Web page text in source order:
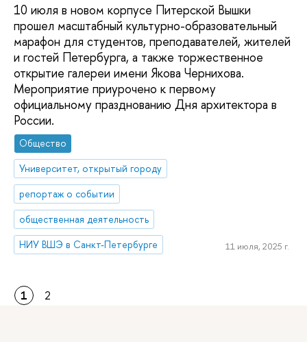
10 июля в новом корпусе Питерской Вышки
прошел масштабный культурно-образовательный
марафон для студентов, преподавателей, жителей
и гостей Петербурга, а также торжественное
открытие галереи имени Якова Чернихова.
Мероприятие приурочено к первому
официальному празднованию Дня архитектора в
России.
Общество
Университет, открытый городу
репортаж о событии
общественная деятельность
НИУ ВШЭ в Санкт-Петербурге
11 июля, 2025 г.
1 2